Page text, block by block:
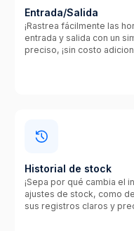
Entrada/Salida
¡Rastrea fácilmente las
entrada y salida con un
preciso, ¡sin costo
Historial de stock
¡Sepa por qué cambia el
ajustes de stock, como
sus registros claros y